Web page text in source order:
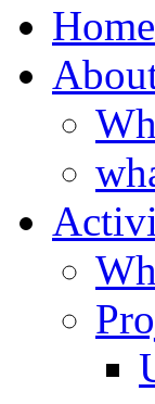
Home